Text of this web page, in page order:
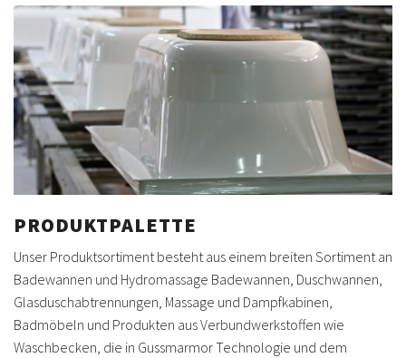
PRODUKTPALETTE
Unser Produktsortiment besteht aus einem breiten Sortiment an
Badewannen und Hydromassage Badewannen, Duschwannen,
Glasduschabtrennungen, Massage und Dampfkabinen,
Badmöbeln und Produkten aus Verbundwerkstoffen wie
Waschbecken, die in Gussmarmor Technologie und dem